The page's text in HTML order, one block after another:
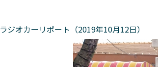
ラジオカーリポート（2019年10月12日）